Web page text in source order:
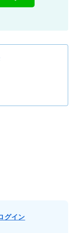
グイン